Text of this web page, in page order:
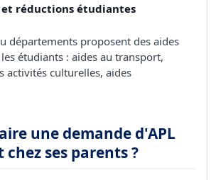
et réductions étudiantes
départements proposent des aides
étudiants : aides au transport,
activités culturelles, aides
une demande d'APL
ses parents ?